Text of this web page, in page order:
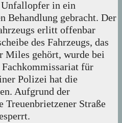
Unfallopfer in ein
Behandlung gebracht. Der
erlitt offenbar
des Fahrzeugs, das
Miles gehört, wurde bei
für
Polizei hat die
Aufgrund der
Straße